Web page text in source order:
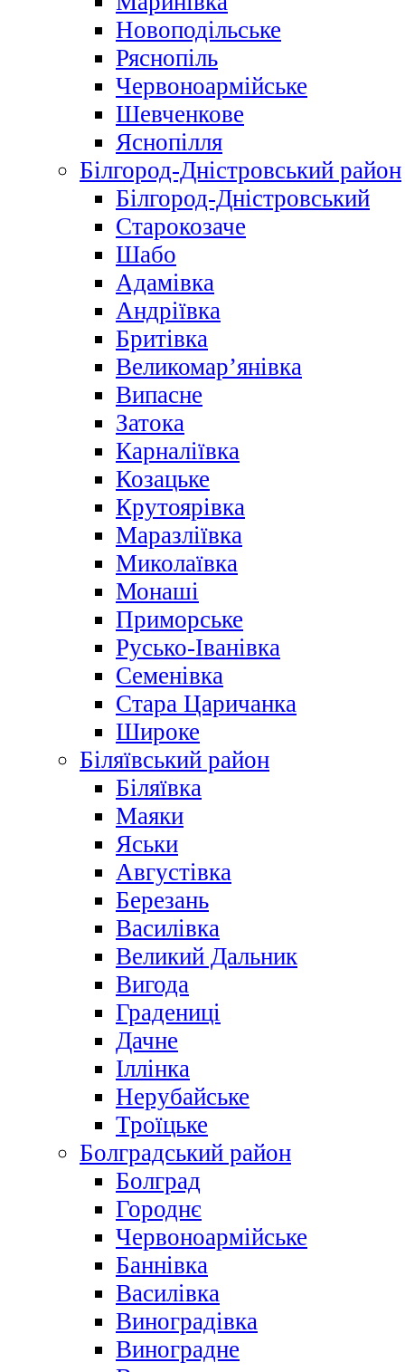
Новоподільське
Ряснопіль
Червоноармійське
Шевченкове
Яснопілля
Білгород-Дністровський район
Білгород-Дністровський
Старокозаче
Шабо
Адамівка
Андріївка
Бритівка
Великомар’янівка
Випасне
Затока
Карналіївка
Козацьке
Крутоярівка
Маразліївка
Миколаївка
Монаші
Приморське
Русько-Іванівка
Семенівка
Стара Царичанка
Широке
Біляївський район
Біляївка
Маяки
Яськи
Августівка
Березань
Василівка
Великий Дальник
Вигода
Градениці
Дачне
Іллінка
Нерубайське
Троїцьке
Болградський район
Болград
Городнє
Червоноармійське
Баннівка
Василівка
Виноградівка
Виноградне